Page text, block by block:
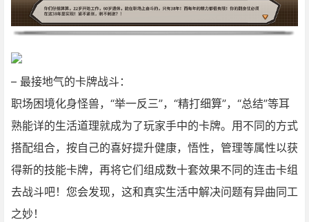
– 最接地气的卡牌战斗：
职场困境化身怪兽，“举一反三”，“精打细算”，“总结”等耳
熟能详的生活道理就成为了玩家手中的卡牌。用不同的方式
搭配组合，按自己的喜好提升健康，悟性，管理等属性以获
得新的技能卡牌，再将它们组成数十套效果不同的连击卡组
去战斗吧！您会发现，这和真实生活中解决问题有异曲同工
之妙！